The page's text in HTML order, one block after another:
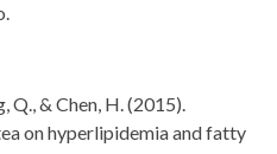
Q., & Chen, H. (2015).
on hyperlipidemia and fatty